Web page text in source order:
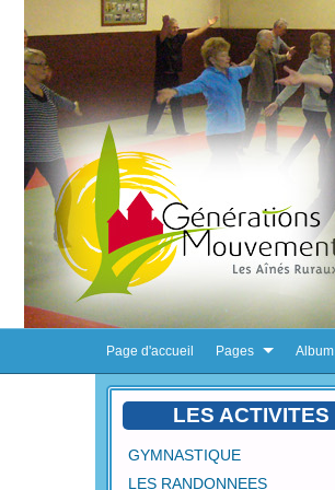
Page d'accueil Pages Album
LES ACTIVITES
GYMNASTIQUE
LES RANDONNEES